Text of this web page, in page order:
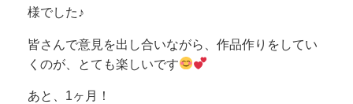
様でした♪
皆さんで意見を出し合いながら、作品作りをしてい
くのが、とても楽しいです
あと、1ヶ月！